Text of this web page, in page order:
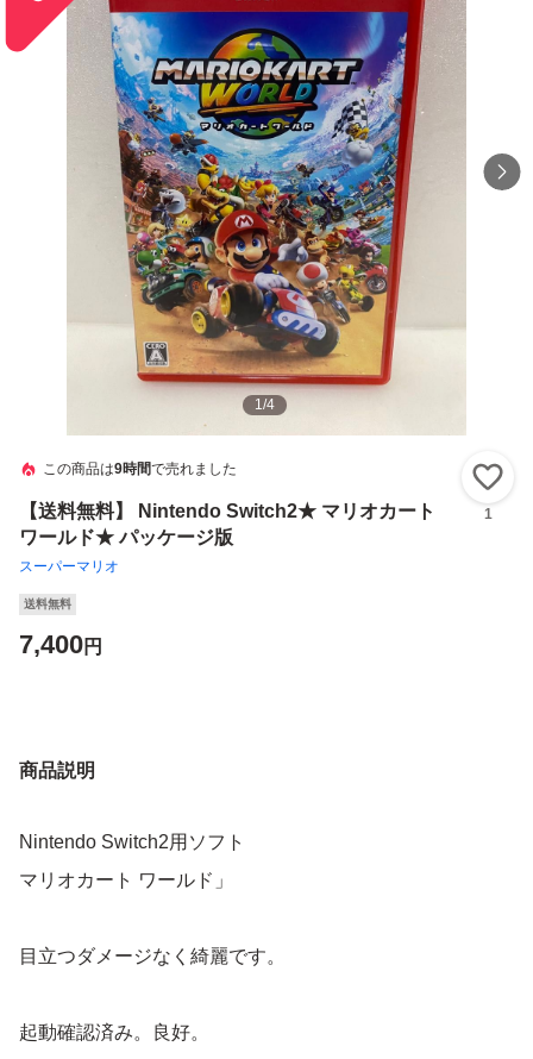
1/4
この商品は9時間で売れました
【送料無料】 Nintendo Switch2★ マリオカート
ワールド★ パッケージ版
スーパーマリオ
1
送料無料
7,400円
商品説明
Nintendo Switch2用ソフト
マリオカート ワールド」
目立つダメージなく綺麗です。
起動確認済み。良好。